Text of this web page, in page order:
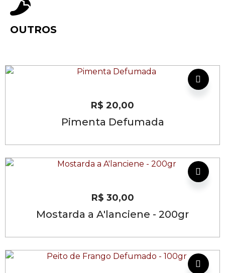
OUTROS
R$ 20,00
Pimenta Defumada
R$ 30,00
Mostarda a A'lanciene - 200gr